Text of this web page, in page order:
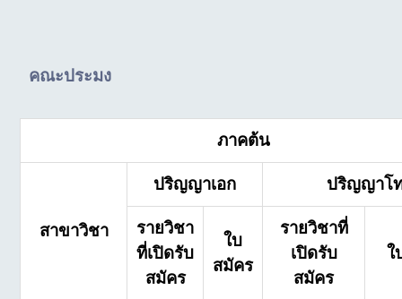
คณะประมง
ภาคต้น
สาขาวิชา
ปริญญาเอก ปริญญาโ
รายวิชา
ที่เปิดรับ
สมัคร
ใบ
สมัคร
รายวิชาที่
เปิดรับ
สมัคร
ใ